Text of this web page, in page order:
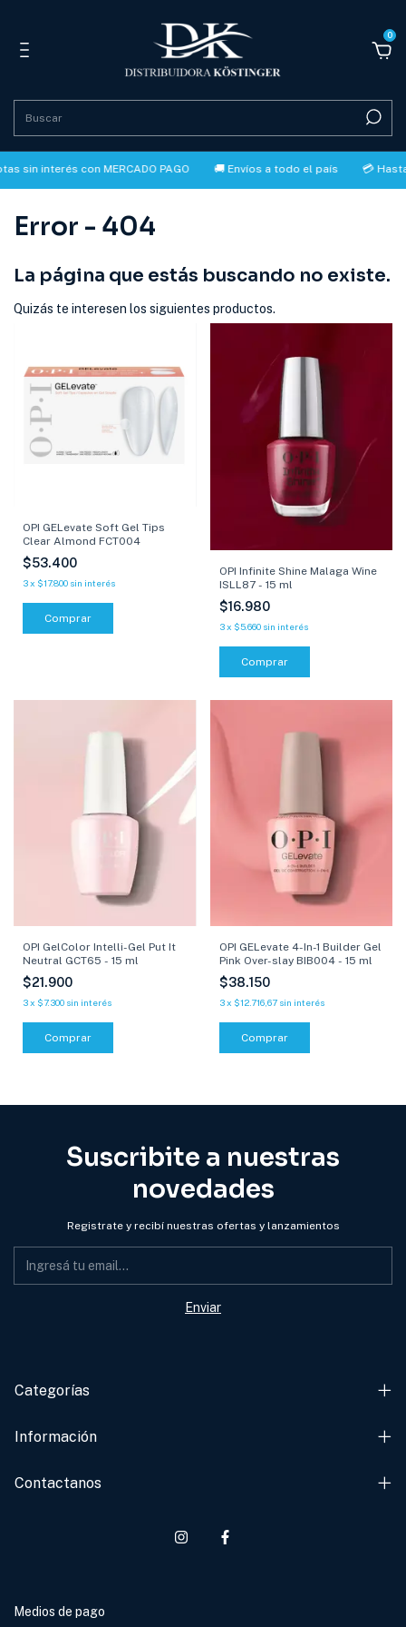
0
sin interés con MERCADO PAGO 🚚 Envíos a todo el país 💳
Error - 404
La página que estás buscando no existe.
Quizás te interesen los siguientes productos.
OPI GELevate Soft Gel Tips
Clear Almond FCT004
$53.400
3x $17.800 sin interés
OPI Infinite Shine Malaga Wine
ISLL87 - 15 ml
$16.980
3 x $5.660 sin interés
Comprar
OPI GelColor Intelli-Gel Put It
Neutral GCT65 - 15 ml
$21.900
3x $7.300 sin interés
Comprar
OPI GELevate 4-In-1 Builder Gel
Pink Over-slay BIB004 - 15 ml
$38.150
3 x $12.716,67 sin interés
Suscribite a nuestras
novedades
Registrate y recibí nuestras ofertas y lanzamientos
Categorías
Información
Contactanos
Medios de pago